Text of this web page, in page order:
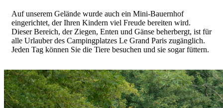
Auf unserem Gelände wurde auch ein Mini-Bauernhof
eingerichtet, der Ihren Kindern viel Freude bereiten wird.
Dieser Bereich, der Ziegen, Enten und Gänse beherbergt, ist für
alle Urlauber des Campingplatzes Le Grand Paris zugänglich.
Jeden Tag können Sie die Tiere besuchen und sie sogar füttern.